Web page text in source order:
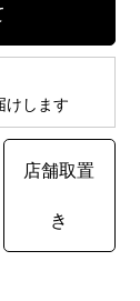
けします
店舗取置
き